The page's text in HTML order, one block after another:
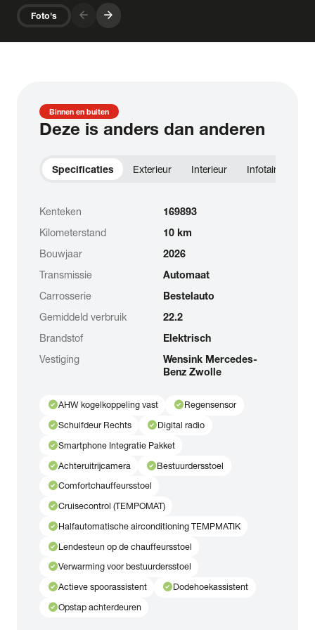
Foto's arrow_forward arrow_forward
Binnen en buiten
Deze is anders dan anderen
Specificaties Exterieur Interieur Infotainment
Kenteken
169893
Kilometerstand
10 km
Bouwjaar
2026
Transmissie
Automaat
Carrosserie
Bestelauto
Gemiddeld verbruik
22.2
Brandstof
Elektrisch
Vestiging
Wensink Mercedes-
Benz Zwolle
check_circleAHW kogelkoppeling vast check_circleRegensensor
check_circleSchuifdeur Rechts check_circleDigital radio
check_circleSmartphone Integratie Pakket
check_circleAchteruitrijcamera check_circleBestuurdersstoel
check_circleComfortchauffeursstoel
check_circleCruisecontrol (TEMPOMAT)
check_circleHalfautomatische airconditioning TEMPMATIK
check_circleLendesteun op de chauffeursstoel
check_circleVerwarming voor bestuurdersstoel
check_circleActieve spoorassistent check_circleDodehoekassistent
check_circleOpstap achterdeuren